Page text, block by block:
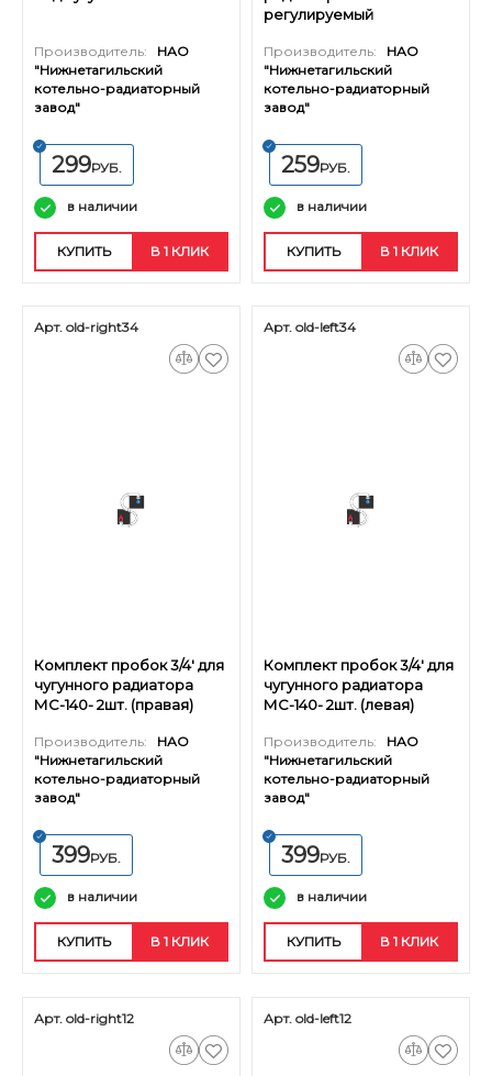
Производитель:
НАО
"Нижнетагильский
котельно-радиаторный
завод"
299РУБ.
в наличии
КУПИТЬ В 1 КЛИК
регулируемый
Производитель:
НАО
"Нижнетагильский
котельно-радиаторный
завод"
259РУБ.
в наличии
КУПИТЬ В 1 КЛИК
Арт. old-right34
Комплект пробок 3/4' для
чугунного радиатора
МС-140- 2шт. (правая)
Производитель:
НАО
"Нижнетагильский
котельно-радиаторный
завод"
399РУБ.
в наличии
КУПИТЬ В 1 КЛИК
Арт. old-left34
Комплект пробок 3/4' для
чугунного радиатора
МС-140- 2шт. (левая)
Производитель:
НАО
"Нижнетагильский
котельно-радиаторный
завод"
399РУБ.
в наличии
КУПИТЬ В 1 КЛИК
Арт. old-right12 Арт. old-left12